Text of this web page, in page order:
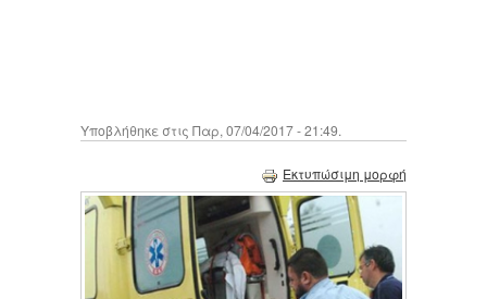
Υποβλήθηκε στις Παρ, 07/04/2017 - 21:49.
Εκτυπώσιμη μορφή